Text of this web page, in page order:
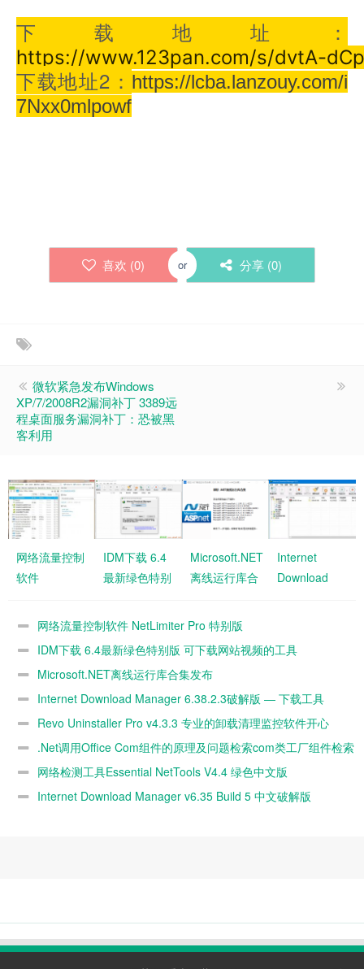
下载地址：
https://www.123pan.com/s/dvtA-
下载地址2： https://lcba.lanzouy.com/i
7Nxx0mlpowf
喜欢 (0) or 分享 (0)
微软紧急发布Windows
XP/7/2008R2漏洞补丁 3389远
程桌面服务漏洞补丁：恐被黑
客利用
网络流量控制
软件
Pro 特别版
IDM下载 6.4
最新绿色特别
站视频的工具
Microsoft.NET
离线运行库合
Internet
Download
具
网络流量控制软件 NetLimiter Pro 特别版
IDM下载 6.4最新绿色特别版 可下载网站视频的工具
Microsoft.NET离线运行库合集发布
Internet Download Manager 6.38.2.3破解版 — 下载工具
Revo Uninstaller Pro v4.3.3 专业的卸载清理监控软件开心
版
.Net调用Office Com组件的原理及问题检索com类工厂组件检索
COM 类工
网络检测工具Essential NetTools V4.4 绿色中文版
Internet Download Manager v6.35 Build 5 中文破解版